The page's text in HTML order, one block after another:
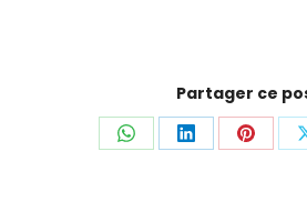
Partager ce
PartagerPartager